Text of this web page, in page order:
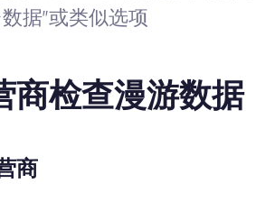
据”或类似选项
商检查漫游数据
商